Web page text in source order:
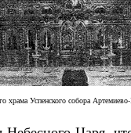
храма Успенского собора